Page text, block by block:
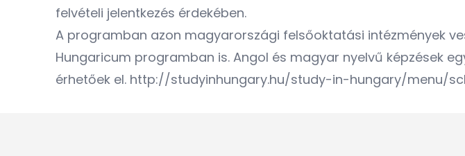
felvételi jelentkezés érdekében.
A programban azon magyarországi felsőoktatási intézmények
Hungaricum programban is. Angol és magyar nyelvű képzések
érhetőek el. http://studyinhungary.hu/study-in-hungary/menu/